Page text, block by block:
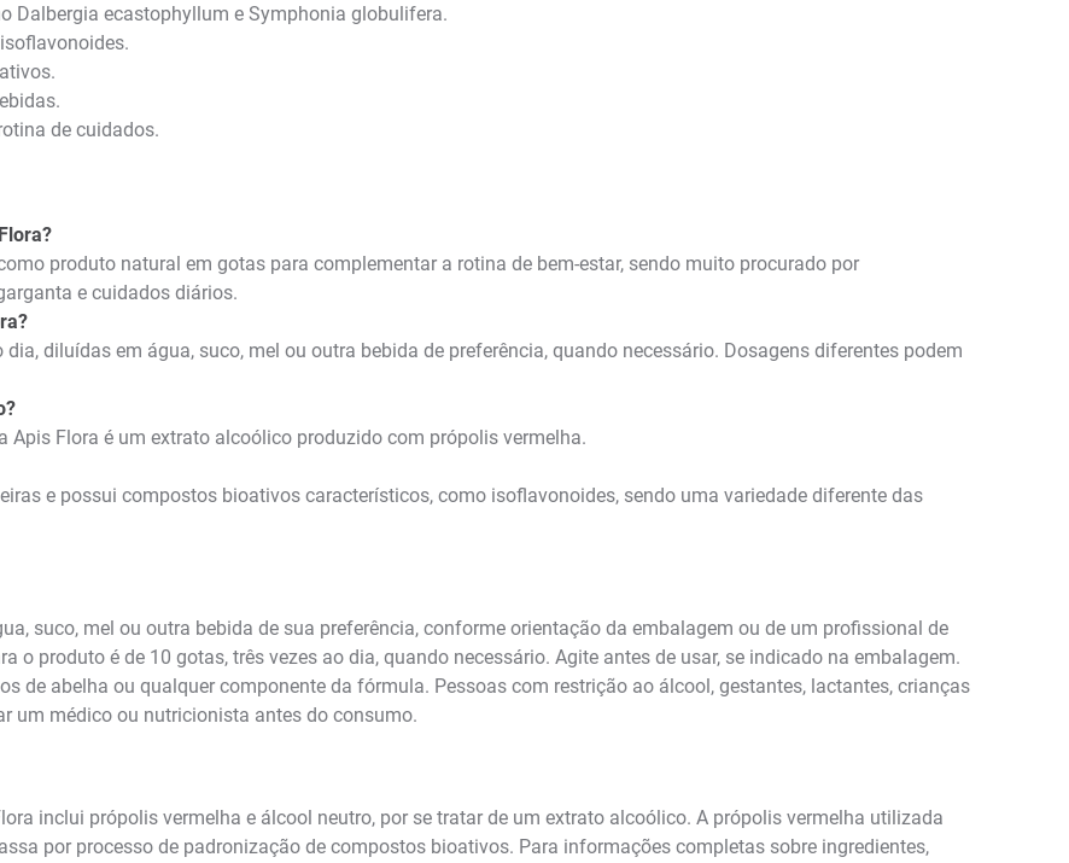
Dalbergia ecastophyllum e Symphonia globulifera.
de cuidados.
produto natural em gotas para complementar a rotina de bem-estar, sendo muito procurado por
e cuidados diários.
diluídas em água, suco, mel ou outra bebida de preferência, quando necessário. Dosagens diferentes podem
Apis Flora é um extrato alcoólico produzido com própolis vermelha.
e possui compostos bioativos característicos, como isoflavonoides, sendo uma variedade diferente das
suco, mel ou outra bebida de sua preferência, conforme orientação da embalagem ou de um profissional de
o produto é de 10 gotas, três vezes ao dia, quando necessário. Agite antes de usar, se indicado na embalagem.
de abelha ou qualquer componente da fórmula. Pessoas com restrição ao álcool, gestantes, lactantes, crianças
um médico ou nutricionista antes do consumo.
inclui própolis vermelha e álcool neutro, por se tratar de um extrato alcoólico. A própolis vermelha utilizada
por processo de padronização de compostos bioativos. Para informações completas sobre ingredientes,